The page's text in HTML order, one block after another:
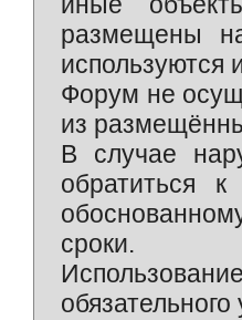
размещены
используются
Форум не
из
В случае
обратиться
сроки.